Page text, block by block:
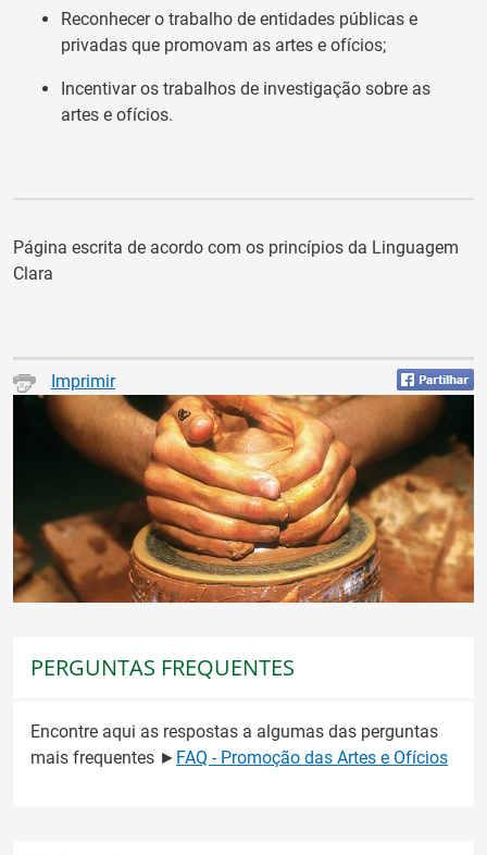
Reconhecer o trabalho de entidades públicas e
privadas que promovam as artes e ofícios;
Incentivaros trabalhos de investigação sobre as
artes e ofícios.
Página escrita de acordo com os princípios da Linguagem
Clara
Imprimir
PERGUNTAS FREQUENTES
Encontre aqui as respostas a algumas das perguntas
mais frequentes ► FAQ - Promoção das Artes e Ofícios